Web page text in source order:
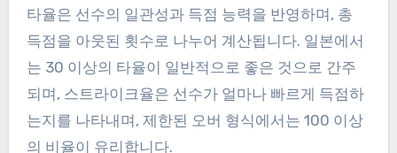
타율은 선수의 일관성과 득점 능력을 반영하며, 총
득점을 아웃된 횟수로 나누어 계산됩니다. 일본에서
는 30 이상의 타율이 일반적으로 좋은 것으로 간주
되며, 스트라이크율은 선수가 얼마나 빠르게 득점하
는지를 나타내며, 제한된 오버 형식에서는 100 이상
의 비율이 유리합니다.